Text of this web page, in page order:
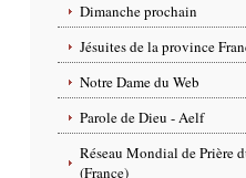
Dimanche prochain
Jésuites de la province
Notre Dame du Web
Parole de Dieu - Aelf
Réseau Mondial de Prière
(France)